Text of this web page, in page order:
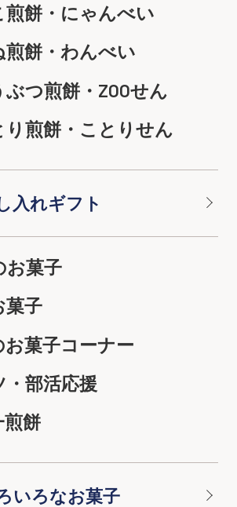
煎餅・にゃんべい
煎餅・わんべい
つ煎餅・ZOOせん
り煎餅・ことりせん
入れギフト
お菓子
菓子
お菓子コーナー
・部活応援
煎餅
いろなお菓子